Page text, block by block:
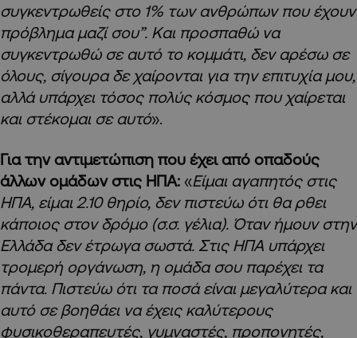
συγκεντρωθείς στο 1% των ανθρώπων που έχουν
πρόβλημα μαζί σου”. Και προσπαθώ να
συγκεντρωθώ σε αυτό το κομμάτι, δεν αρέσω σε
όλους, σίγουρα δε χαίρονται για την επιτυχία μου,
αλλά υπάρχει τόσος πολύς κόσμος που χαίρεται
και στέκομαι σε αυτό».
Για την αντιμετώπιση που έχει από οπαδούς
άλλων ομάδων στις ΗΠΑ: «Είμαι αγαπητός στις
ΗΠΑ, είμαι 2.10 θηρίο, δεν πιστεύω ότι θα ρθει
κάποιος στον δρόμο (σ.σ. γέλια). Όταν ήμουν στην
Ελλάδα δεν έτρωγα σωστά. Στις ΗΠΑ υπάρχει
τρομερή οργάνωση, η ομάδα σου παρέχει τα
πάντα. Πιστεύω ότι τα ποσά είναι μεγαλύτερα και
αυτό σε βοηθάει να έχεις καλύτερους
φυσικοθεραπευτές, γυμναστές, προπονητές,